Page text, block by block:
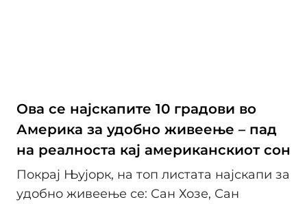
Ова се најскапите 10 градови во
Америка за удобно живеење – пад
на реалноста кај американскиот сон
Покрај Њујорк, на топ листата најскапи за
удобно живеење се: Сан Хозе, Сан